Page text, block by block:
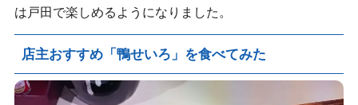
は戸田で楽しめるようになりました。
店主おすすめ「鴨せいろ」を食べてみた